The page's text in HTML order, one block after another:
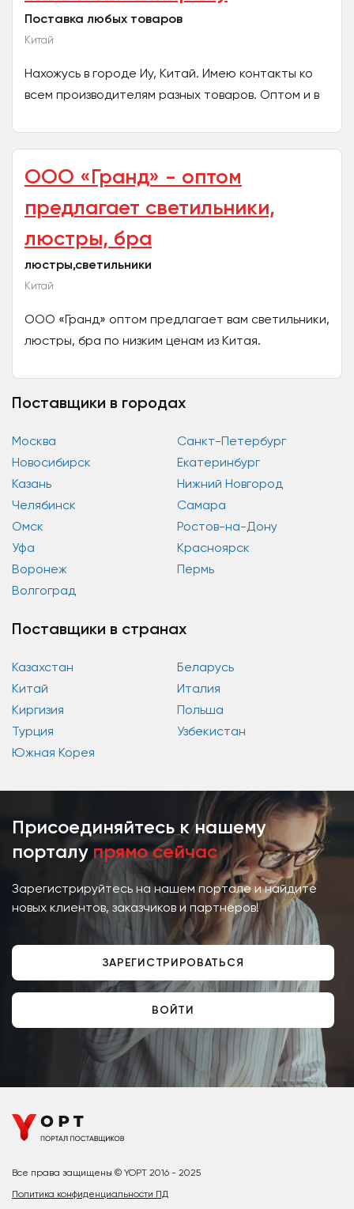
Поставка любых товаров
Китай
Нахожусь в городе Иу, Китай. Имею контакты ко
всем производителям разных товаров. Оптом и в
дней....
ООО «Гранд» - оптом
предлагает светильники,
люстры, бра
люстры,светильники
Китай
ООО «Гранд» оптом предлагает вам светильники,
люстры, бра по низким ценам из Китая.
Шэньчжэнь (Китай),...
Поставщики в городах
Москва
Санкт-Петербург
Новосибирск
Екатеринбург
Казань
Нижний Новгород
Челябинск
Самара
Омск
Ростов-на-Дону
Уфа
Красноярск
Воронеж
Пермь
Волгоград
Поставщики в странах
Казахстан
Беларусь
Китай
Италия
Киргизия
Польша
Турция
Узбекистан
Южная Корея
Присоединяйтесь к нашему
порталу прямо сейчас
Зарегистрируйтесь на нашем портале и найдите
новых клиентов, заказчиков и партнёров!
ЗАРЕГИСТРИРОВАТЬСЯ
ВОЙТИ
Все права защищены © YOPT 2016 - 2025
Политика конфиденциальности ПД